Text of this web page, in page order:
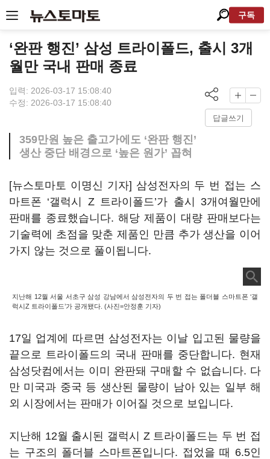
구독
‘완판 행진’ 삼성 트라이폴드, 출시 3개
월만 국내 판매 종료
입력: 2026-03-17 15:08:40
수정: 2026-03-17 15:08:40
답글쓰기
359만원 높은 출고가에도 ‘완판 행진’
생산 중단 배경으로 ‘높은 원가’ 꼽혀
[뉴스토마토 이명신 기자] 삼성전자의 두 번 접는 스
마트폰 ‘갤럭시 Z 트라이폴드’가 출시 3개여월만에
판매를 종료했습니다. 해당 제품이 대량 판매보다는
기술력에 초점을 맞춘 제품인 만큼 추가 생산을 이어
가지 않는 것으로 풀이됩니다.
지난해 12월 서울 서초구 삼성 강남에서 삼성전자의 두 번 접는 폴더블 스마트폰 ‘갤
럭시Z 트라이폴드’가 공개됐다. (사진=안정훈 기자)
17일 업계에 따르면 삼성전자는 이날 입고된 물량을
끝으로 트라이폴드의 국내 판매를 중단합니다. 현재
삼성닷컴에서는 이미 완판돼 구매할 수 없습니다. 다
만 미국과 중국 등 생산된 물량이 남아 있는 일부 해
외 시장에서는 판매가 이어질 것으로 보입니다.
지난해 12월 출시된 갤럭시 Z 트라이폴드는 두 번 접
는 구조의 폴더블 스마트폰입니다. 접었을 때 6.5인